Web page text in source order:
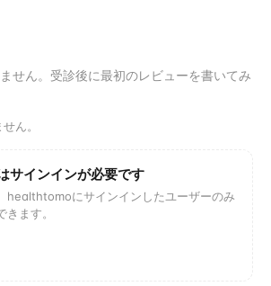
せん。受診後に最初のレビューを書いてみ
ん。
サインインが必要です
healthtomoにサインインしたユーザーのみ
ます。